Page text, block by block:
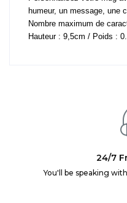
humeur, un message, une
Nombre maximum de
Hauteur : 9,5cm / Poids :
24/7
You'll be speaking